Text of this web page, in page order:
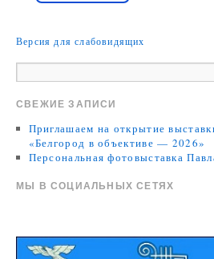
Версия для слабовидящих
СВЕЖИЕ ЗАПИСИ
Приглашаем на открытие
«Белгород в объективе — 2026»
Персональная фотовыставка
МЫ В СОЦИАЛЬНЫХ СЕТЯХ